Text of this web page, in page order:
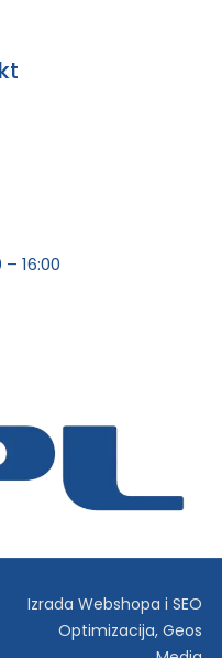
16:00
Izrada Webshopa iSEO
Optimizacija,Geos